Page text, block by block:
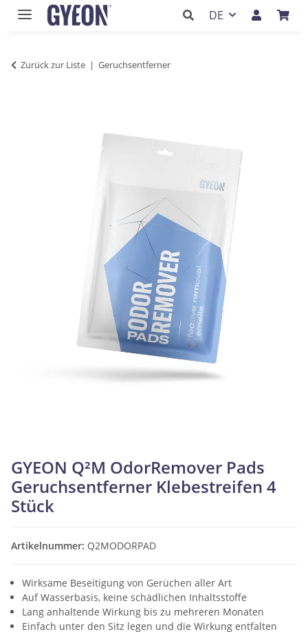
DE
Zurück zur Liste Geruchsentferner
GYEON Q²M OdorRemover Pads
Geruchsentferner Klebestreifen 4
Stück
Artikelnummer: Q2MODORPAD
Wirksame Beseitigung von Gerüchen aller Art
Auf Wasserbasis, keine schädlichen Inhaltsstoffe
Lang anhaltende Wirkung bis zu mehreren Monaten
Einfach unter den Sitz legen und die Wirkung entfalten